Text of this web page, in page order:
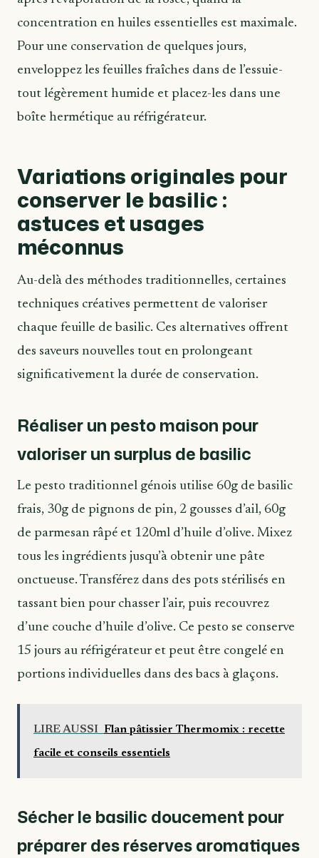
concentration en huiles essentielles est maximale.
Pour une conservation de quelques jours,
enveloppez les feuilles fraîches dans de l’essuie-
tout légèrement humide et placez-les dans une
boîte hermétique au réfrigérateur.
Variations originales pour
conserver le basilic :
astuces et usages
méconnus
Au-delà des méthodes traditionnelles, certaines
techniques créatives permettent de valoriser
chaque feuille de basilic. Ces alternatives offrent
des saveurs nouvelles tout en prolongeant
significativement la durée de conservation.
Réaliser un pesto maison pour
valoriser un surplus de basilic
Le pesto traditionnel génois utilise 60g de basilic
frais, 30g de pignons de pin, 2 gousses d’ail, 60g
de parmesan râpé et 120ml d’huile d’olive. Mixez
tous les ingrédients jusqu’à obtenir une pâte
onctueuse. Transférez dans des pots stérilisés en
tassant bien pour chasser l’air, puis recouvrez
d’une couche d’huile d’olive. Ce pesto se conserve
15 jours au réfrigérateur et peut être congelé en
portions individuelles dans des bacs à glaçons.
LIRE AUSSI Flan pâtissier Thermomix : recette
facile et conseils essentiels
Sécher le basilic doucement pour
préparer des réserves aromatiques